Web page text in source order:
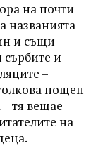
на почти
названията
и същи
и
–
нощен
тя вещае
на